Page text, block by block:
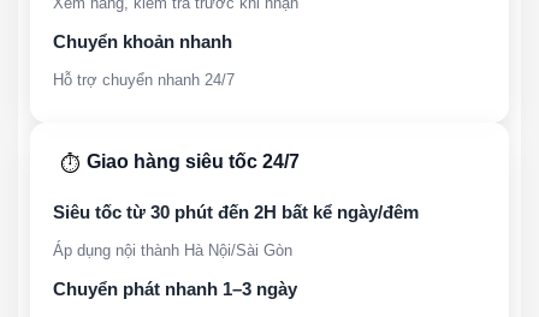
Chuyển khoản nhanh
Hỗ trợ chuyển nhanh 24/7
⏱️ Giao hàng siêu tốc 24/7
Siêu tốc từ 30 phút đến 2H bất kể ngày/đêm
Áp dụng nội thành Hà Nội/Sài Gòn
Chuyển phát nhanh 1–3 ngày